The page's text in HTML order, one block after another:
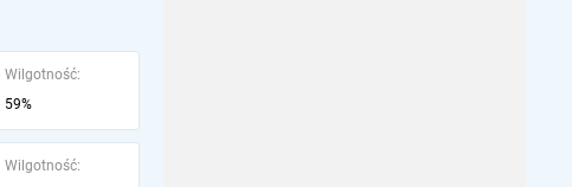
Wilgotność:
59%
Wilgotność: